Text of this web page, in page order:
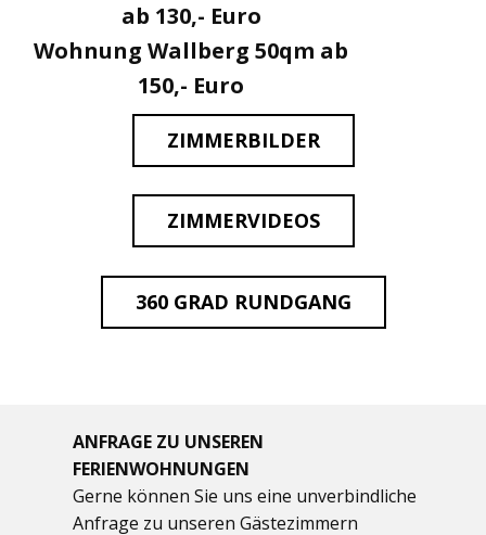
ab 130,- Euro
Wohnung Wallberg 50qm ab
150,- Euro
ZIMMERBILDER
ZIMMERVIDEOS
360 GRAD RUNDGANG
ANFRAGE ZU UNSEREN
FERIENWOHNUNGEN
Gerne können Sie uns eine unverbindliche
Anfrage zu unseren Gästezimmern